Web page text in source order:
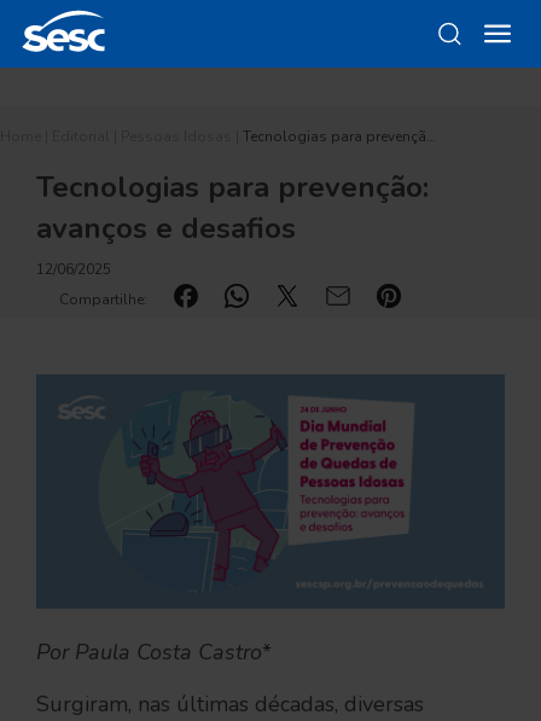
Tecnologias para prevençã…
Tecnologias para prevenção:
avanços e desafios
12/06/2025
Compartilhe:
Por Paula Costa Castro*
Surgiram, nas últimas décadas, diversas